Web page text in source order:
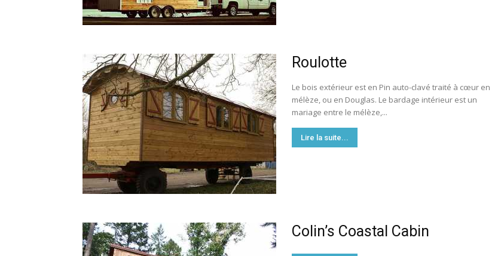
Roulotte
Le bois extérieur est en Pin auto-clavé traité à cœur en
mélèze, ou en Douglas. Le bardage intérieur est un
mariage entre le mélèze,...
Lire la suite...
Colin’s Coastal Cabin